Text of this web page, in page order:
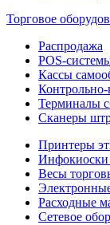
Торговое
Распродажа
POS-
Кассы
Контрольно-
Терминалы
Сканеры
Принтеры
Инфокиоски
Весы
Расходные
Сетевое